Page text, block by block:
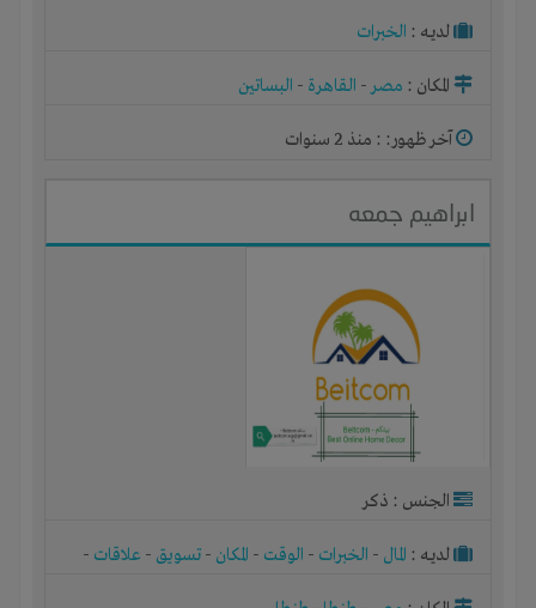
لديـه : الخبرات
المكان : مصر- القاهرة - البساتين
آخر ظهور: : منذ 2 سنوات
ابراهيم جمعه
الجنس : ذكر
لديـه : المال - الخبرات - الوقت - المكان - تسويق - علاقات -